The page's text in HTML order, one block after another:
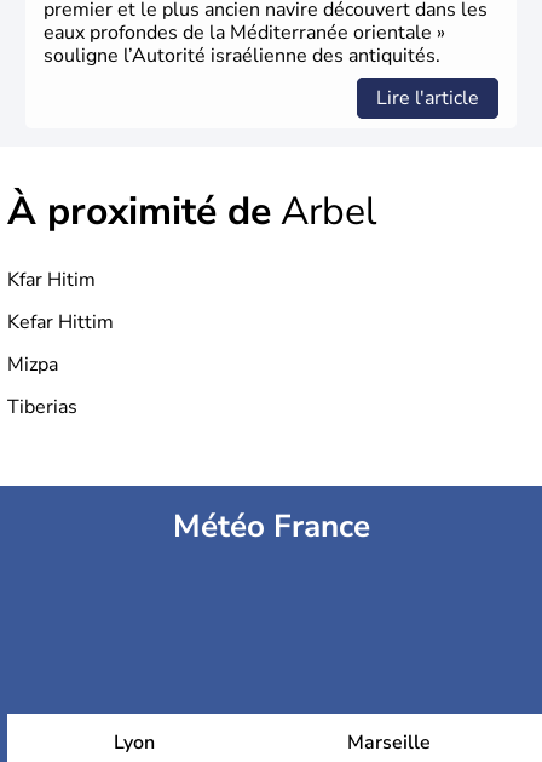
premier et le plus ancien navire découvert dans les
eaux profondes de la Méditerranée orientale »
souligne l’Autorité israélienne des antiquités.
Lire l'article
À proximité deArbel
Kfar Hitim
Kefar Hittim
Mizpa
Tiberias
Météo France
Lyon Marseille